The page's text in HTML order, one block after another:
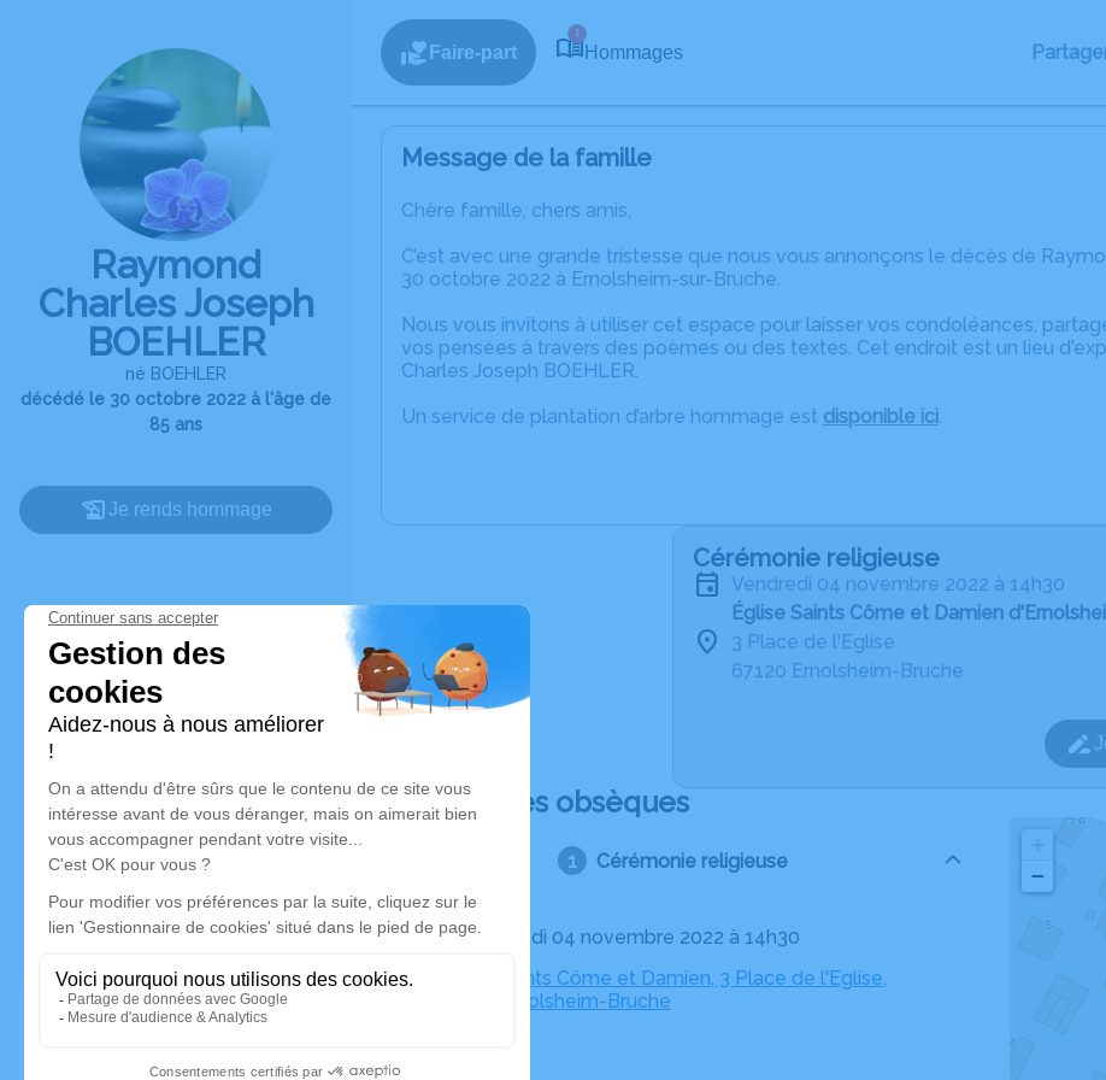
Raymond
Charles Joseph
BOEHLER
né BOEHLER
décédé le 30 octobre 2022 à l'âge de
85 ans
Je rends hommage
Faire-part
1
Hommages
Message de la famille
Chère famille, chers amis,
C’est avec une grande tristesse que nous vous annonçons le décès de
30 octobre 2022 à Ernolsheim-sur-Bruche.
Nous vous invitons à utiliser cet espace pour laisser vos condoléances,
vos pensées à travers des poèmes ou des textes. Cet endroit est un lieu
Charles Joseph BOEHLER.
Un service de plantation d’arbre hommage est disponible ici.
Cérémonie religieuse
vendredi 04 novembre 2022 à 14h30
Église Saints Côme et Damien
3 Place de l'Eglise
67120 Ernolsheim-Bruche
Déroulé des obsèques
Cérémonie religieuse
Le vendredi 04 novembre 2022 à 14h30
Église Saints Côme et Damien, 3 Place de l'Eglise,
67120 Ernolsheim-Bruche
−